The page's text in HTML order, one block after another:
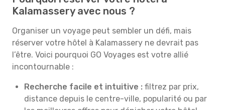
Kalamassery avec nous ?
Organiser un voyage peut sembler un défi, mais
réserver votre hôtel à Kalamassery ne devrait pas
l’être. Voici pourquoi GO Voyages est votre allié
incontournable :
Recherche facile et intuitive : filtrez par prix,
distance depuis le centre-ville, popularité ou par